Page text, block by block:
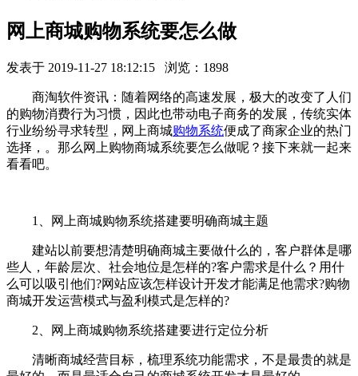
网上商城购物系统要怎么做
发表于 2019-11-27 18:12:15 浏览：1898
商淘软件资讯：随着网络的高速发展，极大的改变了人们
的购物消费行为习惯，因此也带动电子商务的发展，传统实体
行业纷纷寻求转型，网上商城购物系统便成了商家企业的热门
选择，。那么网上购物商城系统要怎么做呢？接下来就一起来
看看吧。
1、网上商城购物系统搭建要明确商城主题
建站以前要想清楚明确商城主要做什么的，客户群体是哪
些人，年龄层次、社会地位是怎样的?客户需求是什么？用什
么可以吸引他们?网站应该怎样设计开发才能满足他需求?购物
商城开发运营模式与盈利模式是怎样的?
2、网上商城购物系统搭建要进行定位分析
清晰商城经营目标，梳理系统功能需求，不是最贵的就是